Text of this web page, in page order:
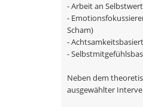
- Arbeit an
-
Scham)
-
-
Neben dem
ausgewählter